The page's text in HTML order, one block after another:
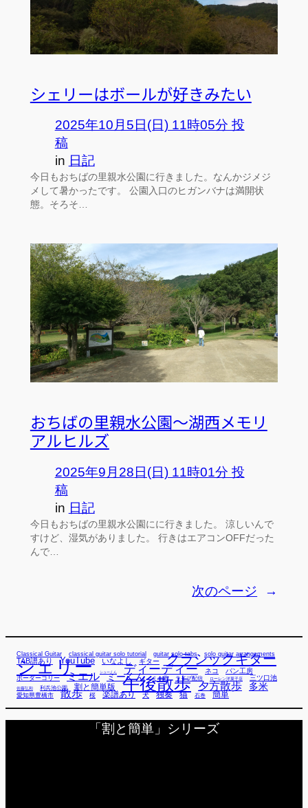
シェリーはボールが好きみたい
2025年10月5日(日) 11時05分 投
稿
in 日記
今日もおちばの里親水公園に行きました。なんかジメジ
メして暑かったです。 公園入口のヒガンバナは満開状
態。そろそ…
おちばの里親水公園～湖西メモリ
アルヒルズ
2025年9月28日(日) 11時01分 投
稿
in 日記
今日もおちばの里親水公園にに行きました。 涼しいんで
すけど、湿気がありました。 行きはエアコンOFFだった
んで…
次のページ →
Classical Guitar classical guitar solo tutorial guitar solo tabs solo guitar arrangements
TAB譜あり YouTube いなよし ギター クラシックギター
シェリー シューくん ディーディー ネコ パン工房
ボーダーコリー ミエル ミーくん ミー君 ライブ配信 ローレン洋菓子店 三ツ口池
佐藤弘和 利兵池公園 割と簡単版 午後散歩 夕方散歩 多米
愛知県豊橋市 散歩 桜 楽譜あり 犬 独奏 猫 石巻 簡単
「割と簡単」シリーズ